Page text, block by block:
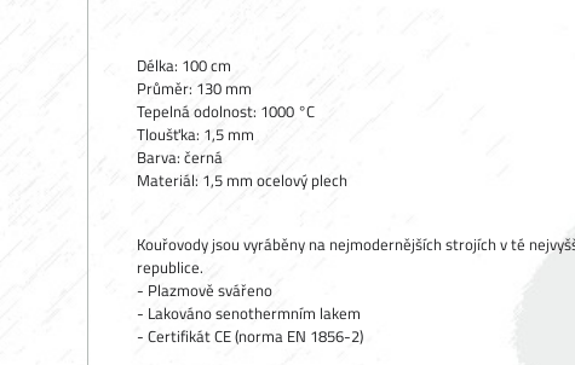
Délka: 100 cm
Průměr: 130 mm
Tepelná odolnost: 1000 °C
Tloušťka: 1,5 mm
Barva: černá
Materiál: 1,5 mm ocelový plech
Kouřovody jsou vyráběny na nejmodernějších strojích v té
republice.
- Plazmově svářeno
- Lakováno senothermním lakem
- Certifikát CE (norma EN 1856-2)